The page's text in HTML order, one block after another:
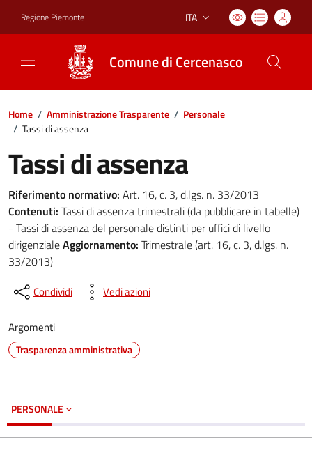
Regione Piemonte Lingua attiva:
ITA
Comune di Cercenasco
Home / Amministrazione Trasparente / Personale
/ Tassi di assenza
Tassi di assenza
Riferimento normativo: Art. 16, c. 3, d.lgs. n. 33/2013
Contenuti: Tassi di assenza trimestrali (da pubblicare in tabelle)
- Tassi di assenza del personale distinti per uffici di livello
dirigenzialeAggiornamento: Trimestrale (art. 16, c. 3, d.lgs. n.
33/2013)
Condividi Vedi azioni
Argomenti
Trasparenza amministrativa
PERSONALE